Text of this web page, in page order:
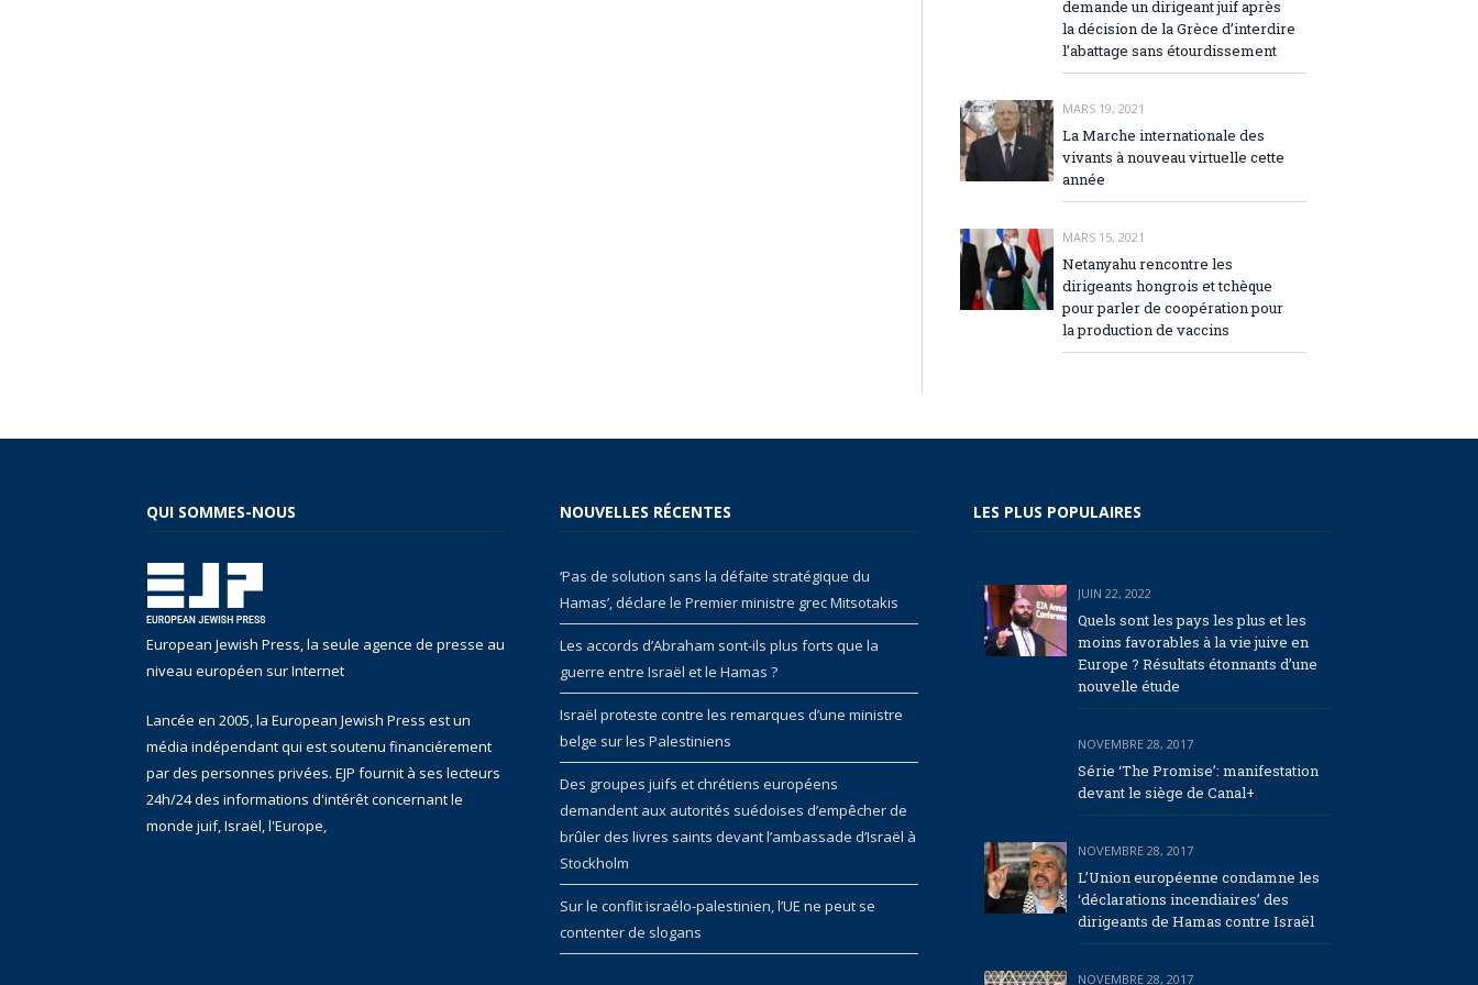
demande un dirigeant juif après
la décision de la Grèce d’interdire
l’abattage sans étourdissement
MARS 19, 2021
La Marche internationale des
vivants à nouveau virtuelle cette
année
MARS 15, 2021
Netanyahu rencontre les
dirigeants hongrois et tchèque
pour parler de coopération pour
la production de vaccins
QUI SOMMES-NOUS
European Jewish Press, la seule agence de presse au
niveau européen sur Internet
Lancée en 2005, la European Jewish Press est un
média indépendant qui est soutenu financiérement
par des personnes privées. EJP fournit à ses lecteurs
24h/24 des informations d'intérêt concernant le
monde juif, Israël, l'Europe,
NOUVELLES RÉCENTES
‘Pas de solution sans la défaite stratégique du
Hamas’, déclare le Premier ministre grec Mitsotakis
Les accords d’Abraham sont-ils plus forts que la
guerre entre Israël et le Hamas ?
Israël proteste contre les remarques d’une ministre
belge sur les Palestiniens
Des groupes juifs et chrétiens européens
demandent aux autorités suédoises d’empêcher de
brûler des livres saints devant l’ambassade d’Israël à
Stockholm
Sur le conflit israélo-palestinien, l’UE ne peut se
contenter de slogans
LES PLUS POPULAIRES
JUIN 22, 2022
Quels sont les pays les plus et les
moins favorables à la vie juive en
Europe ? Résultats étonnants d’une
nouvelle étude
NOVEMBRE 28, 2017
Série ‘The Promise’: manifestation
devant le siège de Canal+
NOVEMBRE 28, 2017
L’Union européenne condamne les
‘déclarations incendiaires’ des
dirigeants de Hamas contre Israël
NOVEMBRE 28, 2017